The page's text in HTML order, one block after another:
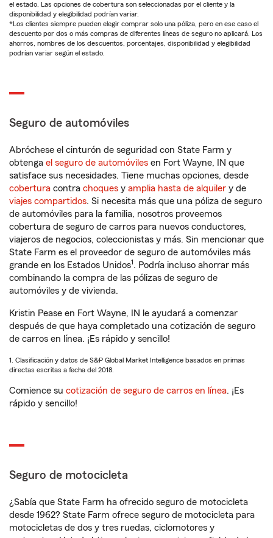
el estado. Las opciones de cobertura son seleccionadas por el cliente y la
disponibilidad y elegibilidad podrían variar.
*Los clientes siempre pueden elegir comprar solo una póliza, pero en ese caso el
descuento por dos o más compras de diferentes líneas de seguro no aplicará. Los
ahorros, nombres de los descuentos, porcentajes, disponibilidad y elegibilidad
podrían variar según el estado.
Seguro de automóviles
Abróchese el cinturón de seguridad con State Farm y
obtenga el seguro de automóviles en Fort Wayne, IN que
satisface sus necesidades. Tiene muchas opciones, desde
cobertura contra choques y amplia hasta de alquiler y de
viajes compartidos. Si necesita más que una póliza de seguro
de automóviles para la familia, nosotros proveemos
cobertura de seguro de carros para nuevos conductores,
viajeros de negocios, coleccionistas y más. Sin mencionar que
State Farm es el proveedor de seguro de automóviles más
grande en los Estados Unidos1. Podría incluso ahorrar más
combinando la compra de las pólizas de seguro de
automóviles y de vivienda.
Kristin Pease en Fort Wayne, IN le ayudará a comenzar
después de que haya completado una cotización de seguro
de carros en línea. ¡Es rápido y sencillo!
1. Clasificación y datos de S&P Global Market Intelligence basados en primas
directas escritas a fecha del 2018.
Comience su cotización de seguro de carros en línea. ¡Es
rápido y sencillo!
Seguro de motocicleta
¿Sabía que State Farm ha ofrecido seguro de motocicleta
desde 1962? State Farm ofrece seguro de motocicleta para
motocicletas de dos y tres ruedas, ciclomotores y